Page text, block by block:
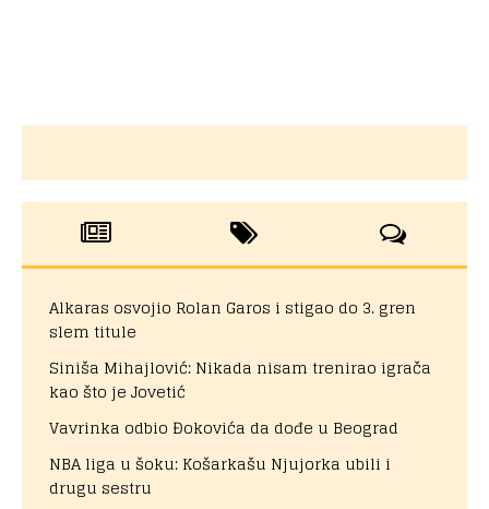
Alkaras osvojio Rolan Garos i stigao do 3. gren
slem titule
Siniša Mihajlović: Nikada nisam trenirao igrača
kao što je Jovetić
Vavrinka odbio Đokovića da dođe u Beograd
NBA liga u šoku: Košarkašu Njujorka ubili i
drugu sestru